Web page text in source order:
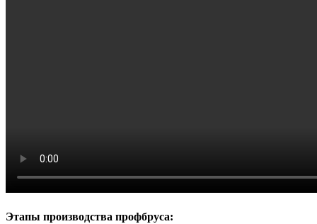
Этапы производства профбруса: